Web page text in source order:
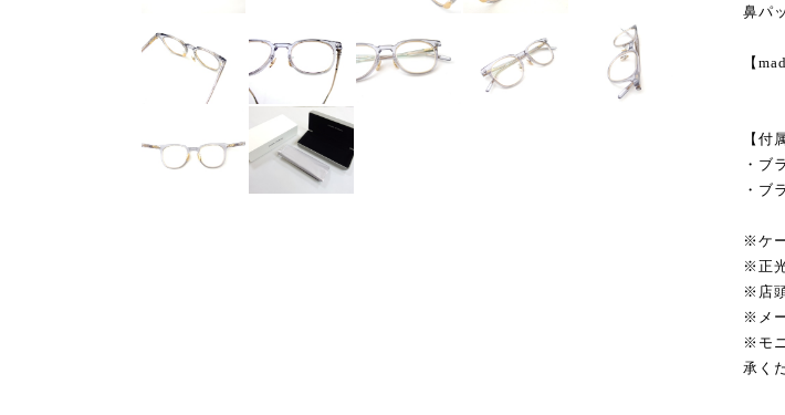
鼻パ
【
【付
・ブ
・ブ
※ケ
※正
※店
※メ
※モ
承く